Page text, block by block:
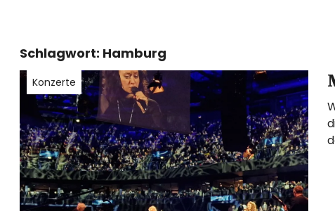
Schlagwort: Hamburg
Konzerte